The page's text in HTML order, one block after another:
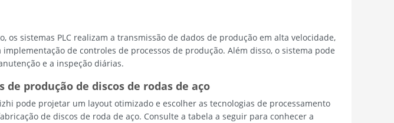
os sistemas PLC realizam a transmissão de dados de produção em alta velocidade,
de controles de processos de produção. Além disso, o sistema pode
e a inspeção diárias.
produção de discos de rodas de aço
pode projetar um layout otimizado e escolher as tecnologias de processamento
de discos de roda de aço. Consulte a tabela a seguir para conhecer a